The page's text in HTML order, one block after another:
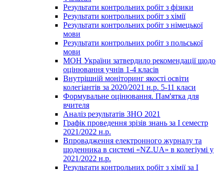
Результати контрольних робіт з фізики
Результати контрольних робіт з хімії
Результати контрольних робіт з німецької
мови
Результати контрольних робіт з польської
мови
МОН України затвердило рекомендації щодо
оцінювання учнів 1-4 класів
Внутрішній моніторинг якості освіти
колегіантів за 2020/2021 н.р. 5-11 класи
Формувальне оцінювання. Пам'ятка для
вчителя
Аналіз результатів ЗНО 2021
Графік проведення зрізів знань за І семестр
2021/2022 н.р.
Впровадження електронного журналу та
щоденника в системі «NZ.UA» в колегіумі у
2021/2022 н.р.
Результати контрольних робіт з хімії за І